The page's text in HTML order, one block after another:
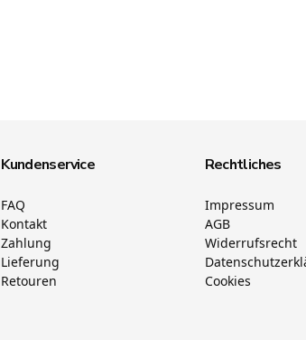
Kundenservice
FAQ
Kontakt
Zahlung
Lieferung
Retouren
Rechtliches
Impressum
AGB
Widerrufsrecht
Cookies